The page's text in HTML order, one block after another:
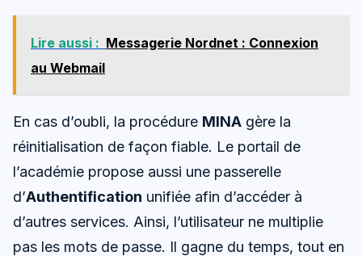
Lire aussi : Messagerie Nordnet : Connexion
au Webmail
En cas d’oubli, la procédure MINA gère la
réinitialisation de façon fiable. Le portail de
l’académie propose aussi une passerelle
d’Authentification unifiée afin d’accéder à
d’autres services. Ainsi, l’utilisateur ne multiplie
pas les mots de passe. Il gagne du temps, tout en